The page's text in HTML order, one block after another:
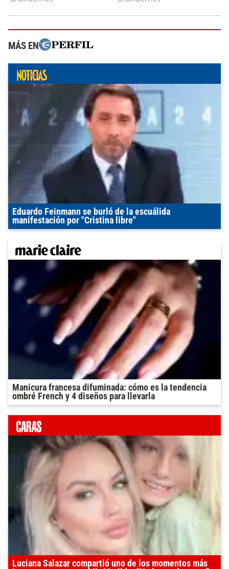
MÁS EN
Eduardo Feinmann se burló de la escuálida
manifestación por "Cristina libre"
Manicura francesa difuminada: cómo es la tendencia
ombré French y 4 diseños para llevarla
Luciana Salazar compartió uno de los momentos más